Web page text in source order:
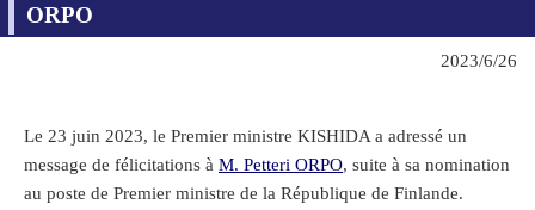
ORPO
2023/6/26
Le 23 juin 2023, le Premier ministre KISHIDA a adressé un
message de félicitations à M. Petteri ORPO, suite à sa nomination
au poste de Premier ministre de la République de Finlande.